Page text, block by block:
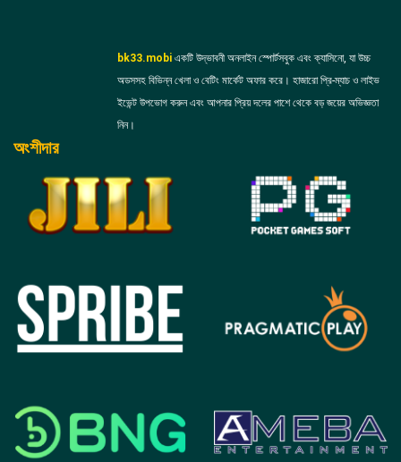
bk33.mobi একটি উদ্ভাবনী অনলাইন স্পোর্টসবুক এবং ক্যাসিনো, যা উচ্চ
অডসসহ বিভিন্ন খেলা ও বেটিং মার্কেট অফার করে। হাজারো প্রি-ম্যাচ ও লাইভ
ইভেন্ট উপভোগ করুন এবং আপনার প্রিয় দলের পাশে থেকে বড় জয়ের অভিজ্ঞতা
নিন।
অংশীদার